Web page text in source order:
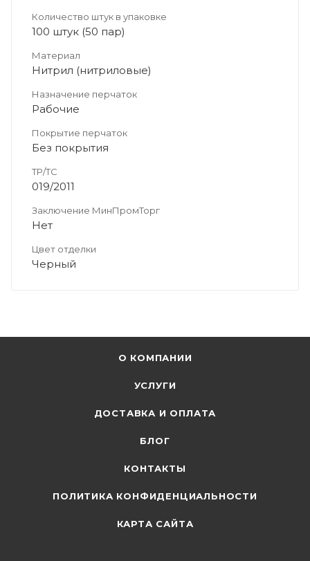
Количество штук в упаковке
100 штук (50 пар)
Материал
Нитрил (нитриловые)
Назначение перчаток
Рабочие
Покрытие перчаток
Без покрытия
ТР/ТС
019/2011
Заключение МинПромТорг
Нет
Цвет отделки
Черный
О КОМПАНИИ
УСЛУГИ
ДОСТАВКА И ОПЛАТА
БЛОГ
КОНТАКТЫ
ПОЛИТИКА КОНФИДЕНЦИАЛЬНОСТИ
КАРТА САЙТА